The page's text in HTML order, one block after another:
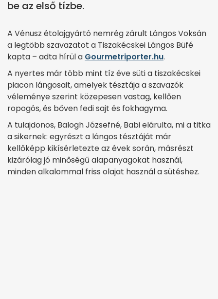
be az első tízbe.
A Vénusz étolajgyártó nemrég zárult Lángos Voksán
a legtöbb szavazatot a Tiszakécskei Lángos Büfé
kapta – adta hírül a Gourmetriporter.hu.
A nyertes már több mint tíz éve süti a tiszakécskei
piacon lángosait, amelyek tésztája a szavazók
véleménye szerint közepesen vastag, kellően
ropogós, és bőven fedi sajt és fokhagyma.
A tulajdonos, Balogh Józsefné, Babi elárulta, mi a titka
a sikernek: egyrészt a lángos tésztáját már
kellőképp kikísérletezte az évek során, másrészt
kizárólag jó minőségű alapanyagokat használ,
minden alkalommal friss olajat használ a sütéshez.